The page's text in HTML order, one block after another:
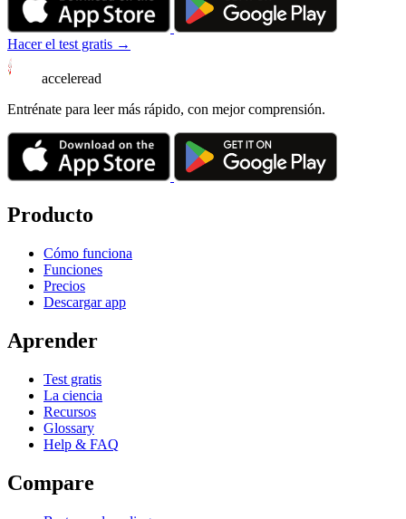
Hacer el test gratis →
acceleread
Entrénate para leer más rápido, con mejor comprensión.
Producto
Cómo funciona
Funciones
Precios
Descargar app
Aprender
Test gratis
La ciencia
Recursos
Glossary
Help & FAQ
Compare